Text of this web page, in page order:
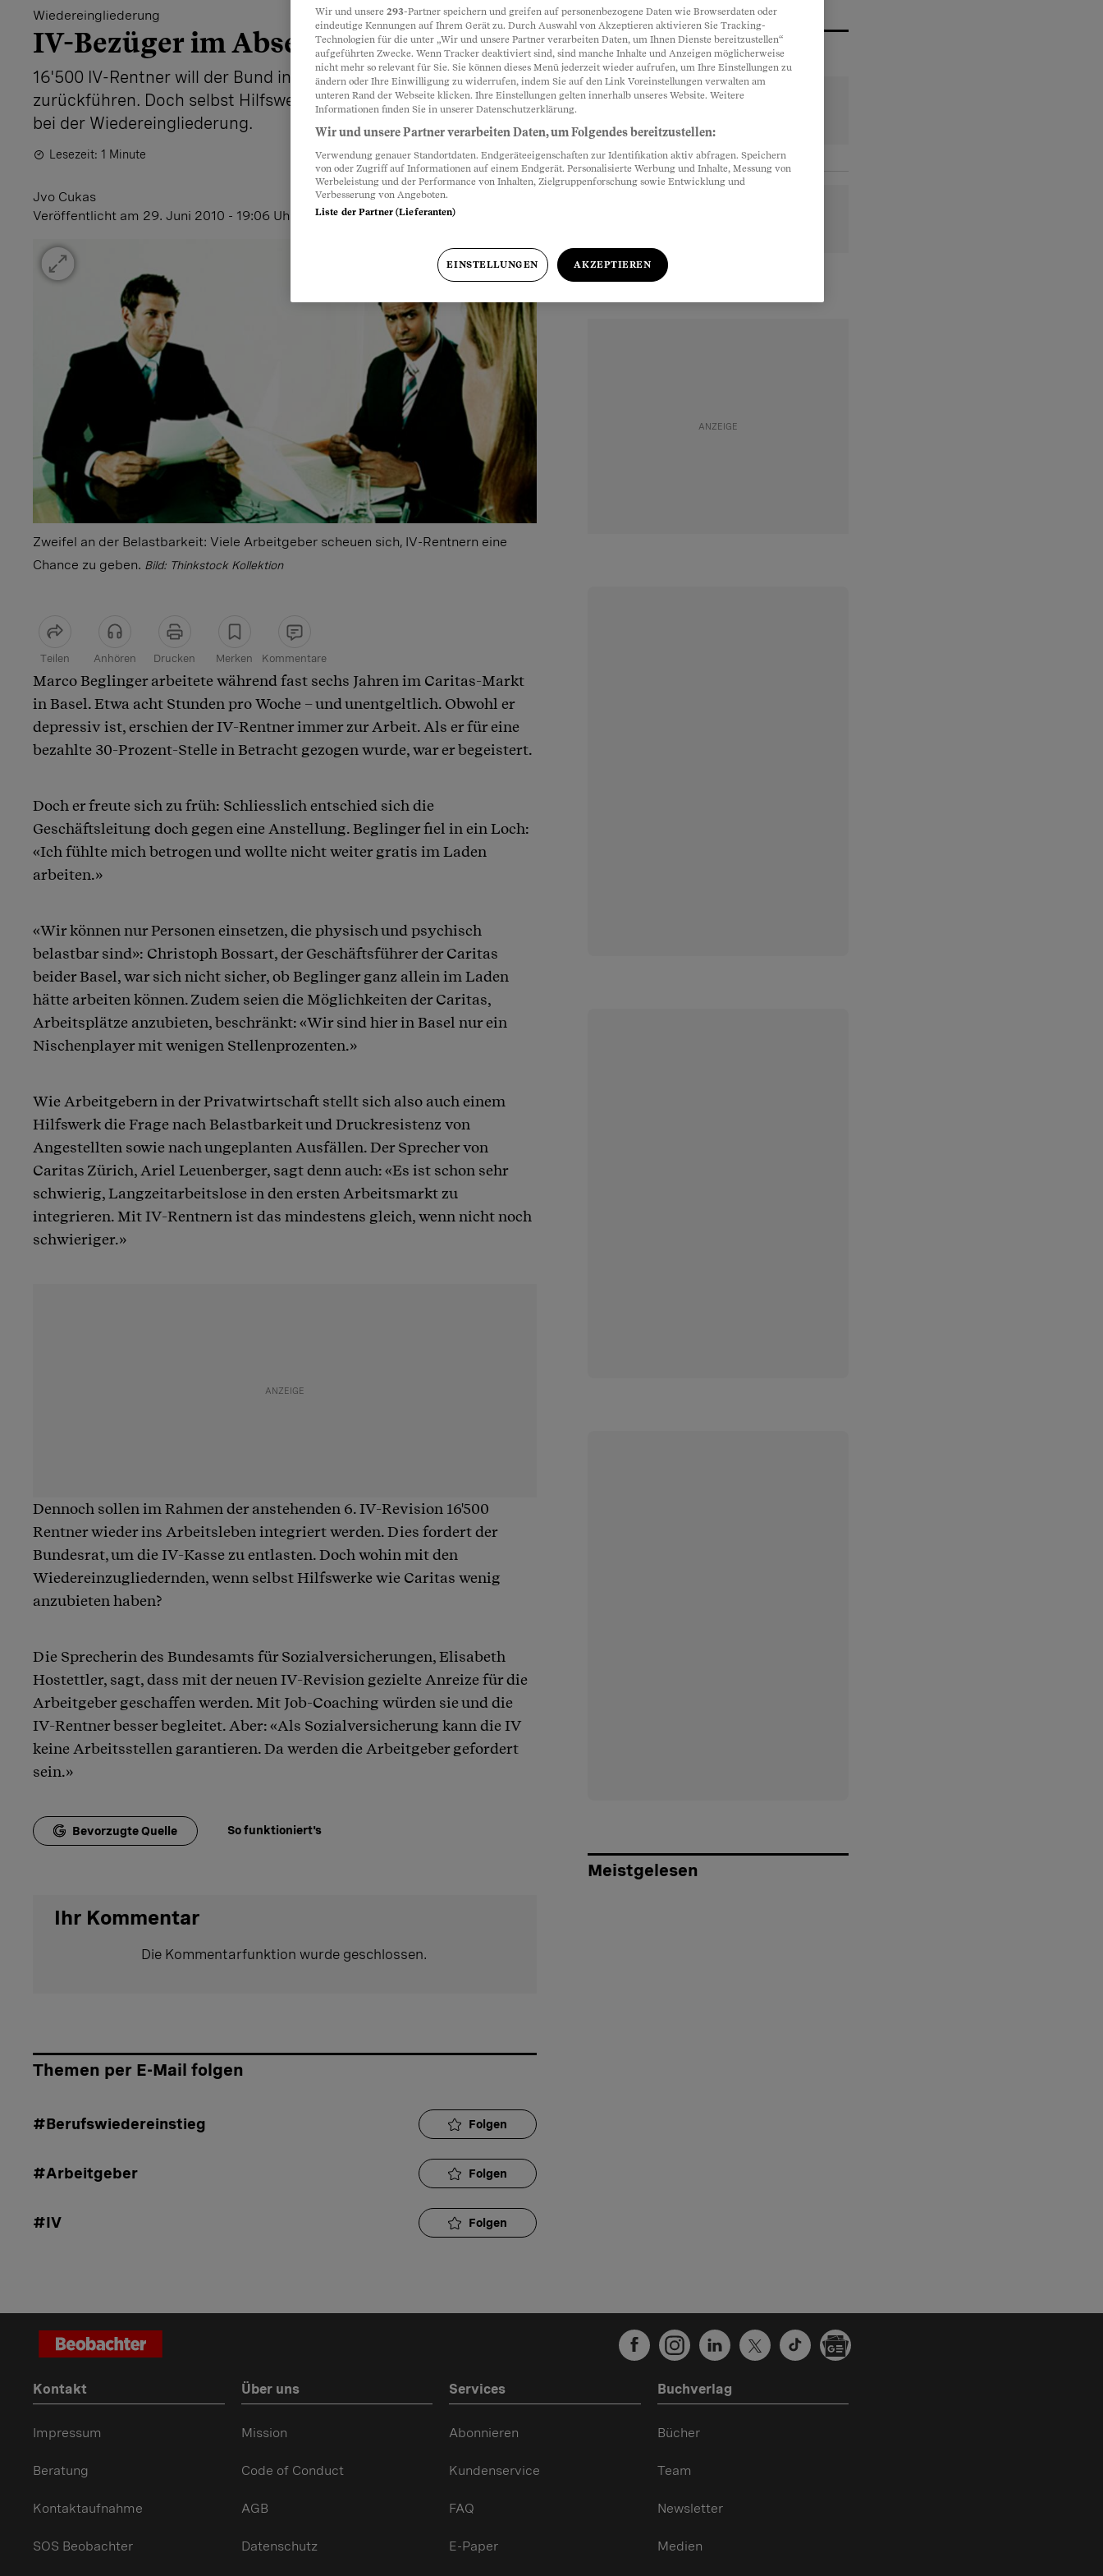
Wiedereingliederung
IV-Bezüger im Abseits
16'500 IV-Rentner will der Bund in den Arbeitsmarkt
zurückführen. Doch selbst Hilfswerke wie Caritas tun sich schwer
bei der Wiedereingliederung.
Lesezeit: 1 Minute
Jvo Cukas
Veröffentlicht am 29. Juni 2010 - 19:06 Uhr
Zweifel an der Belastbarkeit: Viele Arbeitgeber scheuen sich, IV-Rentnern eine
Chance zu geben. Bild: Thinkstock Kollektion
Teilen Anhören Drucken Merken Kommentare
Artikel teilen
Marco Beglinger arbeitete während fast sechs Jahren im Caritas-Markt
in Basel. Etwa acht Stunden pro Woche – und unentgeltlich. Obwohl er
depressiv ist, erschien der IV-Rentner immer zur Arbeit. Als er für eine
bezahlte 30-Prozent-Stelle in Betracht gezogen wurde, war er begeistert.
Doch er freute sich zu früh: Schliesslich entschied sich die
Geschäftsleitung doch gegen eine Anstellung. Beglinger fiel in ein Loch:
«Ich fühlte mich betrogen und wollte nicht weiter gratis im Laden
arbeiten.»
«Wir können nur Personen einsetzen, die physisch und psychisch
belastbar sind»: Christoph Bossart, der Geschäftsführer der Caritas
beider Basel, war sich nicht sicher, ob Beglinger ganz allein im Laden
hätte arbeiten können. Zudem seien die Möglichkeiten der Caritas,
Arbeitsplätze anzubieten, beschränkt: «Wir sind hier in Basel nur ein
Nischenplayer mit wenigen Stellenprozenten.»
Wie Arbeitgebern in der Privatwirtschaft stellt sich also auch einem
Hilfswerk die Frage nach Belastbarkeit und Druckresistenz von
Angestellten sowie nach ungeplanten Ausfällen. Der Sprecher von
Caritas Zürich, Ariel Leuenberger, sagt denn auch: «Es ist schon sehr
schwierig, Langzeitarbeitslose in den ersten Arbeitsmarkt zu
integrieren. Mit IV-Rentnern ist das mindestens gleich, wenn nicht noch
schwieriger.»
Dennoch sollen im Rahmen der anstehenden 6. IV-Revision 16'500
Rentner wieder ins Arbeitsleben integriert werden. Dies fordert der
Bundesrat, um die IV-Kasse zu entlasten. Doch wohin mit den
Wiedereinzugliedernden, wenn selbst Hilfswerke wie Caritas wenig
anzubieten haben?
Die Sprecherin des Bundesamts für Sozialversicherungen, Elisabeth
Hostettler, sagt, dass mit der neuen IV-Revision gezielte Anreize für die
Arbeitgeber geschaffen werden. Mit Job-Coaching würden sie und die
IV-Rentner besser begleitet. Aber: «Als Sozialversicherung kann die IV
keine Arbeitsstellen garantieren. Da werden die Arbeitgeber gefordert
sein.»
Bevorzugte Quelle So funktioniert's
Ihr Kommentar
Die Kommentarfunktion wurde geschlossen.
Themen per E-Mail folgen
#Berufswiedereinstieg Folgen
#Arbeitgeber Folgen
#IV Folgen
Partnerinhalte
Meistgelesen
Kontakt
Impressum
Beratung
Kontaktaufnahme
SOS Beobachter
Über uns
Mission
Code of Conduct
AGB
Datenschutz
Services
Abonnieren
Kundenservice
FAQ
E-Paper
Buchverlag
Bücher
Team
Newsletter
Medien
Wir und unsere 293-Partner speichern und greifen auf personenbezogene Daten wie Browserdaten oder
eindeutige Kennungen auf Ihrem Gerät zu. Durch Auswahl von Akzeptieren aktivieren Sie Tracking-
Technologien für die unter „Wir und unsere Partner verarbeiten Daten, um Ihnen Dienste bereitzustellen“
aufgeführten Zwecke. Wenn Tracker deaktiviert sind, sind manche Inhalte und Anzeigen möglicherweise
nicht mehr so relevant für Sie. Sie können dieses Menü jederzeit wieder aufrufen, um Ihre Einstellungen zu
ändern oder Ihre Einwilligung zu widerrufen, indem Sie auf den Link Voreinstellungen verwalten am
unteren Rand der Webseite klicken. Ihre Einstellungen gelten innerhalb unseres Website. Weitere
Informationen finden Sie in unserer Datenschutzerklärung.
Wir und unsere Partner verarbeiten Daten, um Folgendes bereitzustellen:
Verwendung genauer Standortdaten. Endgeräteeigenschaften zur Identifikation aktiv abfragen. Speichern
von oder Zugriff auf Informationen auf einem Endgerät. Personalisierte Werbung und Inhalte, Messung von
Werbeleistung und der Performance von Inhalten, Zielgruppenforschung sowie Entwicklung und
Verbesserung von Angeboten.
Liste der Partner (Lieferanten)
EINSTELLUNGEN AKZEPTIEREN